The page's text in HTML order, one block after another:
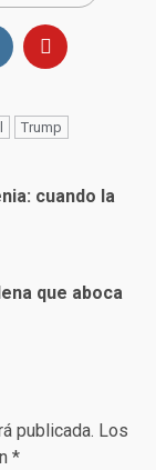
Trump
cuando la
que aboca
publicada. Los
*